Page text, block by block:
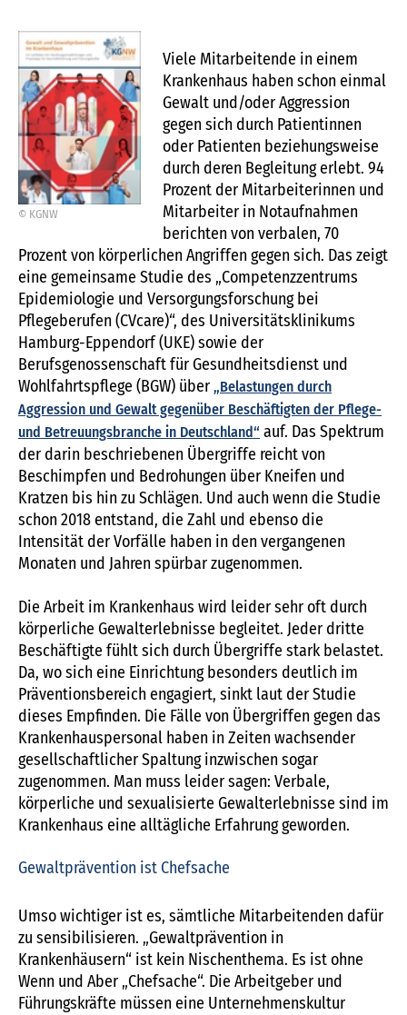
© KGNW
Viele Mitarbeitende in einem
Krankenhaus haben schon einmal
Gewalt und/oder Aggression
gegen sich durch Patientinnen
oder Patienten beziehungsweise
durch deren Begleitung erlebt. 94
Prozent der Mitarbeiterinnen und
Mitarbeiter in Notaufnahmen
berichten von verbalen, 70
Prozent von körperlichen Angriffen gegen sich. Das zeigt
eine gemeinsame Studie des „Competenzzentrums
Epidemiologie und Versorgungsforschung bei
Pflegeberufen (CVcare)“, des Universitätsklinikums
Hamburg-Eppendorf (UKE) sowie der
Berufsgenossenschaft für Gesundheitsdienst und
Wohlfahrtspflege (BGW) über „Belastungen durch
Aggression und Gewalt gegenüber Beschäftigten der Pflege-
und Betreuungsbranche in Deutschland“ auf. Das Spektrum
der darin beschriebenen Übergriffe reicht von
Beschimpfen und Bedrohungen über Kneifen und
Kratzen bis hin zu Schlägen. Und auch wenn die Studie
schon 2018 entstand, die Zahl und ebenso die
Intensität der Vorfälle haben in den vergangenen
Monaten und Jahren spürbar zugenommen.
Die Arbeit im Krankenhaus wird leider sehr oft durch
körperliche Gewalterlebnisse begleitet. Jeder dritte
Beschäftigte fühlt sich durch Übergriffe stark belastet.
Da, wo sich eine Einrichtung besonders deutlich im
Präventionsbereich engagiert, sinkt laut der Studie
dieses Empfinden. Die Fälle von Übergriffen gegen das
Krankenhauspersonal haben in Zeiten wachsender
gesellschaftlicher Spaltung inzwischen sogar
zugenommen. Man muss leider sagen: Verbale,
körperliche und sexualisierte Gewalterlebnisse sind im
Krankenhaus eine alltägliche Erfahrung geworden.
Gewaltprävention ist Chefsache
Umso wichtiger ist es, sämtliche Mitarbeitenden dafür
zu sensibilisieren. „Gewaltprävention in
Krankenhäusern“ ist kein Nischenthema. Es ist ohne
Wenn und Aber „Chefsache“. Die Arbeitgeber und
Führungskräfte müssen eine Unternehmenskultur